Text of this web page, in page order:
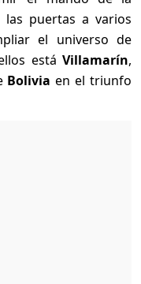
las puertas a varios
el universo de
está Villamarín,
Bolivia en el triunfo